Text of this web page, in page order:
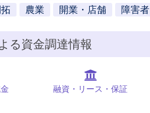
農業 開業・店舗 障害者
る資金調達情報
融資・リース・保証